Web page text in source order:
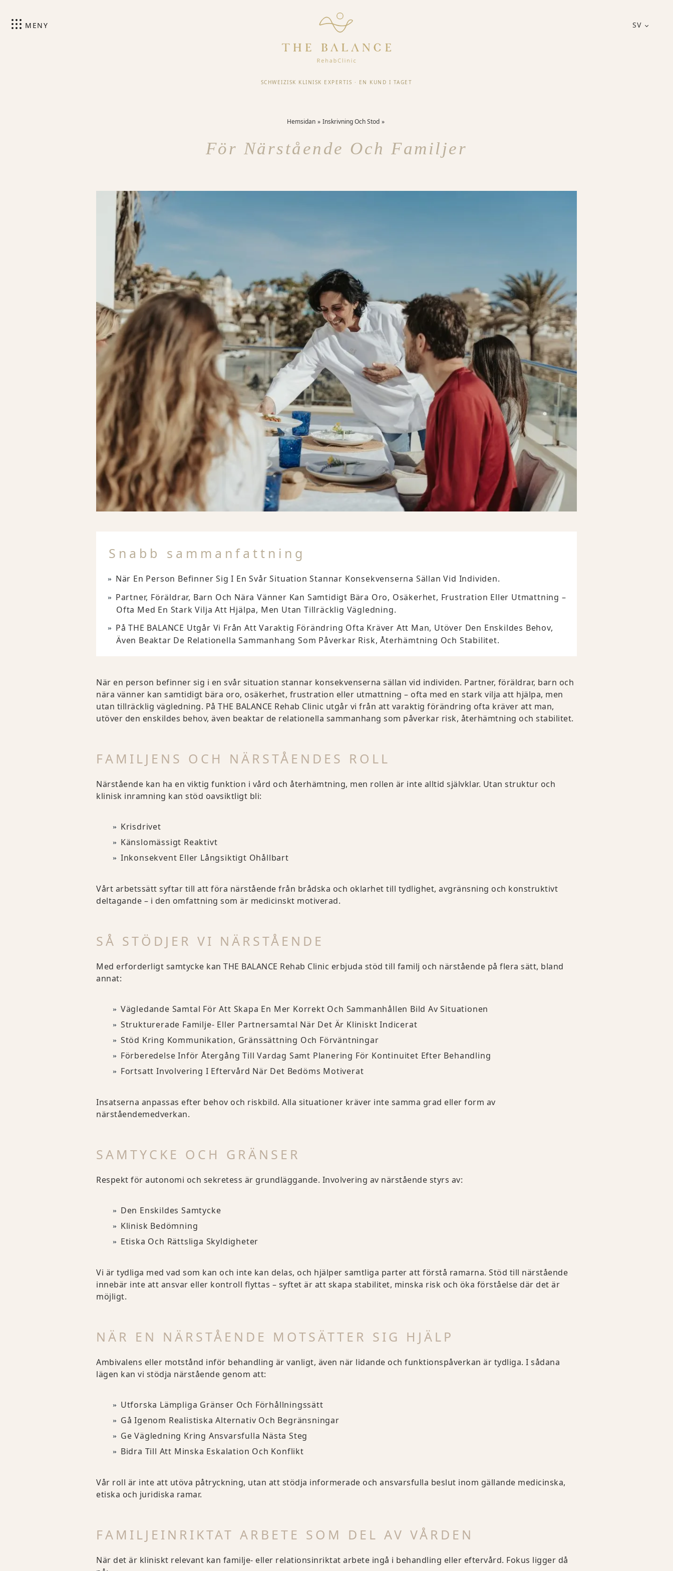
SV
MENY
SCHWEIZISK KLINISK EXPERTIS · EN KUND I TAGET
Hemsidan Inskrivning Och Stod
För Närstående Och Familjer
Snabb sammanfattning
När En Person Befinner Sig I En Svår Situation Stannar Konsekvenserna Sällan Vid Individen.
Partner, Föräldrar, Barn Och Nära Vänner Kan Samtidigt Bära Oro, Osäkerhet, Frustration Eller Utmattning –
Ofta Med En Stark Vilja Att Hjälpa, Men Utan Tillräcklig Vägledning.
På THE BALANCE Utgår Vi Från Att Varaktig Förändring Ofta Kräver Att Man, Utöver Den Enskildes Behov,
Även Beaktar De Relationella Sammanhang Som Påverkar Risk, Återhämtning Och Stabilitet.
När en person befinner sig i en svår situation stannar konsekvenserna sällan vid individen. Partner, föräldrar, barn och
nära vänner kan samtidigt bära oro, osäkerhet, frustration eller utmattning – ofta med en stark vilja att hjälpa, men
utan tillräcklig vägledning. På THE BALANCE Rehab Clinic utgår vi från att varaktig förändring ofta kräver att man,
utöver den enskildes behov, även beaktar de relationella sammanhang som påverkar risk, återhämtning och stabilitet.
FAMILJENS OCH NÄRSTÅENDES ROLL
Närstående kan ha en viktig funktion i vård och återhämtning, men rollen är inte alltid självklar. Utan struktur och
klinisk inramning kan stöd oavsiktligt bli:
Krisdrivet
Känslomässigt Reaktivt
Inkonsekvent Eller Långsiktigt Ohållbart
Vårt arbetssätt syftar till att föra närstående från brådska och oklarhet till tydlighet, avgränsning och konstruktivt
deltagande – i den omfattning som är medicinskt motiverad.
SÅ STÖDJER VI NÄRSTÅENDE
Med erforderligt samtycke kan THE BALANCE Rehab Clinic erbjuda stöd till familj och närstående på flera sätt, bland
annat:
Vägledande Samtal För Att Skapa En Mer Korrekt Och Sammanhållen Bild Av Situationen
Strukturerade Familje- Eller Partnersamtal När Det Är Kliniskt Indicerat
Stöd Kring Kommunikation, Gränssättning Och Förväntningar
Förberedelse Inför Återgång Till Vardag Samt Planering För Kontinuitet Efter Behandling
Fortsatt Involvering I Eftervård När Det Bedöms Motiverat
Insatserna anpassas efter behov och riskbild. Alla situationer kräver inte samma grad eller form av
närståendemedverkan.
SAMTYCKE OCH GRÄNSER
Respekt för autonomi och sekretess är grundläggande. Involvering av närstående styrs av:
Den Enskildes Samtycke
Klinisk Bedömning
Etiska Och Rättsliga Skyldigheter
Vi är tydliga med vad som kan och inte kan delas, och hjälper samtliga parter att förstå ramarna. Stöd till närstående
innebär inte att ansvar eller kontroll flyttas – syftet är att skapa stabilitet, minska risk och öka förståelse där det är
möjligt.
NÄR EN NÄRSTÅENDE MOTSÄTTER SIG HJÄLP
Ambivalens eller motstånd inför behandling är vanligt, även när lidande och funktionspåverkan är tydliga. I sådana
lägen kan vi stödja närstående genom att:
Utforska Lämpliga Gränser Och Förhållningssätt
Gå Igenom Realistiska Alternativ Och Begränsningar
Ge Vägledning Kring Ansvarsfulla Nästa Steg
Bidra Till Att Minska Eskalation Och Konflikt
Vår roll är inte att utöva påtryckning, utan att stödja informerade och ansvarsfulla beslut inom gällande medicinska,
etiska och juridiska ramar.
FAMILJEINRIKTAT ARBETE SOM DEL AV VÅRDEN
När det är kliniskt relevant kan familje- eller relationsinriktat arbete ingå i behandling eller eftervård. Fokus ligger då